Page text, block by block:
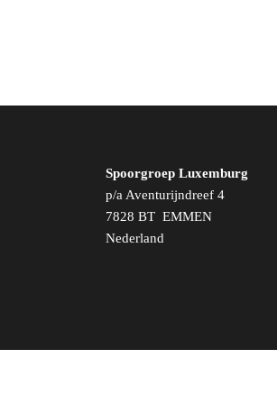
Spoorgroep Luxemburg
p/a Aventurijndreef 4
7828 BT EMMEN
Nederland